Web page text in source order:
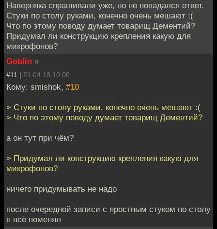
Наверняка спрашивали уже, но не попадался ответ.
Стуки по столу руками, конечно очень мешают :(
Что по этому поводу думает товарищ Дементий?
Придумал ли конструкцию крепления какую для
микрофонов?
Goblin »
#11 | 21.04.18 10:00
Кому: smishok, #10
> Стуки по столу руками, конечно очень мешают :(
> Что по этому поводу думает товарищ Дементий?
а он тут при чём?
> Придумал ли конструкцию крепления какую для
микрофонов?
ничего придумывать не надо
после очередной записи с яростным стуком по столу
я всё поменял